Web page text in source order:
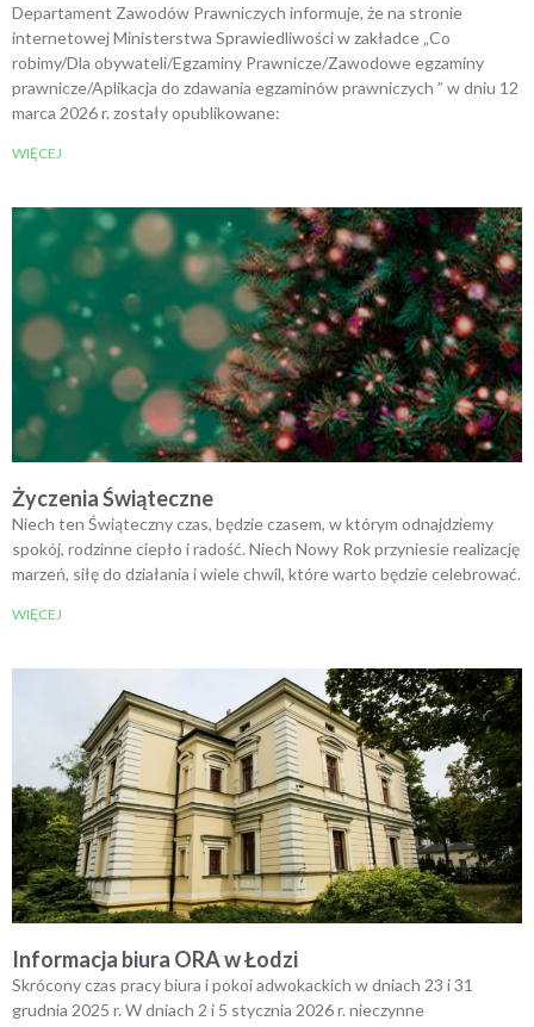
Departament Zawodów Prawniczych informuje, że na stronie
internetowej Ministerstwa Sprawiedliwości w zakładce „Co
robimy/Dla obywateli/Egzaminy Prawnicze/Zawodowe egzaminy
prawnicze/Aplikacja do zdawania egzaminów prawniczych ” w dniu 12
marca 2026 r. zostały opublikowane:
WIĘCEJ
Życzenia Świąteczne
Niech ten Świąteczny czas, będzie czasem, w którym odnajdziemy
spokój, rodzinne ciepło i radość. Niech Nowy Rok przyniesie realizację
marzeń, siłę do działania i wiele chwil, które warto będzie celebrować.
WIĘCEJ
Informacja biura ORA w Łodzi
Skrócony czas pracy biura i pokoi adwokackich w dniach 23 i 31
grudnia 2025 r. W dniach 2 i 5 stycznia 2026 r. nieczynne